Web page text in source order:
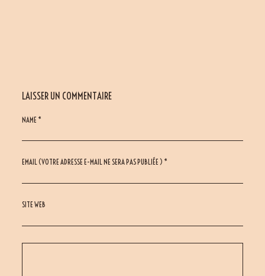
LAISSER UN COMMENTAIRE
NAME *
EMAIL (VOTRE ADRESSE E-MAIL NE SERA PAS PUBLIÉE ) *
SITE WEB